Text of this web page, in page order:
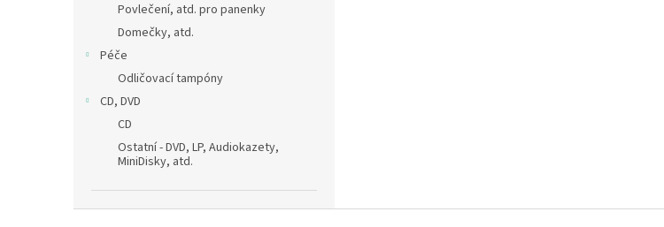
Povlečení, atd. pro panenky
Domečky, atd.
Péče
Odličovací tampóny
CD, DVD
CD
Ostatní - DVD, LP, Audiokazety,
MiniDisky, atd.